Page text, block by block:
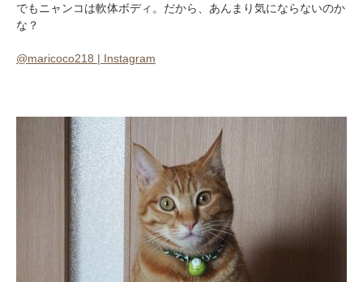
でもニャンコは軟体ボディ。だから、あんまり気にならないのか
な？
@maricoco218 | Instagram